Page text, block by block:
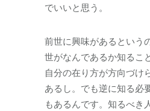
でいいと思う。
前世に興味があるという
世がなんであるか知るこ
自分の在り方が方向づけ
あるし。でも逆に知る必
もあるんです。知るべき